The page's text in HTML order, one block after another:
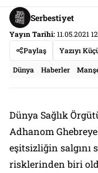
Serbestiyet
Yayın Tarihi:11.05.2021
Paylaş
Yazıyı
Dünya Haberler
Dünya Sağlık
Adhanom
eşitsizliğin salgını
risklerinden biri